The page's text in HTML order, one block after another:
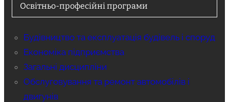
Освітньо-професійні програми
Будівництво та експлуатація будівель і споруд
Економіка підприємства
Загальні дисципліни
Обслуговування та ремонт автомобілів і
двигунів